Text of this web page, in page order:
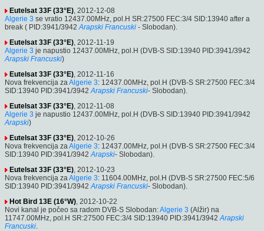
Eutelsat 33F (33°E) , 2012-12-08
Algerie 3 se vratio 12437.00MHz, pol.H SR:27500 FEC:3/4 SID:13940 after a
break ( PID:3941/3942 Arapski Francuski - Slobodan).
Eutelsat 33F (33°E) , 2012-11-19
Algerie 3 je napustio 12437.00MHz, pol.H (DVB-S SID:13940 PID:3941/3942
Arapski Francuski)
Eutelsat 33F (33°E) , 2012-11-16
Nova frekvencija za Algerie 3: 12437.00MHz, pol.H (DVB-S SR:27500 FEC:3/4
SID:13940 PID:3941/3942 Arapski Francuski- Slobodan).
Eutelsat 33F (33°E) , 2012-11-08
Algerie 3 je napustio 12437.00MHz, pol.H (DVB-S SID:13940 PID:3941/3942
Arapski)
Eutelsat 33F (33°E) , 2012-10-26
Nova frekvencija za Algerie 3: 12437.00MHz, pol.H (DVB-S SR:27500 FEC:3/4
SID:13940 PID:3941/3942 Arapski- Slobodan).
Eutelsat 33F (33°E) , 2012-10-23
Nova frekvencija za Algerie 3: 11604.00MHz, pol.H (DVB-S SR:27500 FEC:5/6
SID:13940 PID:3941/3942 Arapski Francuski- Slobodan).
Hot Bird 13E (16°W) , 2012-10-22
Novi kanal je počeo sa radom DVB-S Slobodan:Algerie 3 (Alžir) na
11747.00MHz, pol.H SR:27500 FEC:3/4 SID:13940 PID:3941/3942 Arapski
Francuski